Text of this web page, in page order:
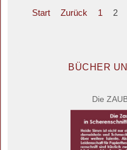
Start Zurück 1 2
BÜCHER
Die